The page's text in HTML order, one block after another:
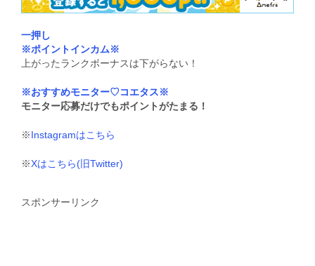
一押し
※ポイントインカム※
上がったランクボーナスは下がらない！
※おすすめモニター♡コエタス※
モニター応募だけでもポイントがたまる！
※Instagramはこちら
※Xはこちら(旧Twitter)
スポンサーリンク